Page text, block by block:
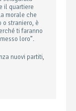
il quartiere
morale che
o straniero, è
ti faranno
loro”.
nuovi partiti,